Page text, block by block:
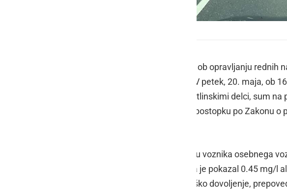
Policisti policijske postaje Ormož so ob opravljanju rednih
naslednje pomembnejše dogodke. V petek, 20. maja, ob
so zasegli mlinček s posušenimi rastlinskimi delci, sum
sledi zoper osebo odločba v hitrem postopku po Zakonu
Ob 16.53 so policisti imeli v postopku voznika osebnega
alkoholiziranosti. Rezultat preizkusa je pokazal 0.45 mg/l
potrdilu bilo začasno odvzeto vozniško dovoljenje,